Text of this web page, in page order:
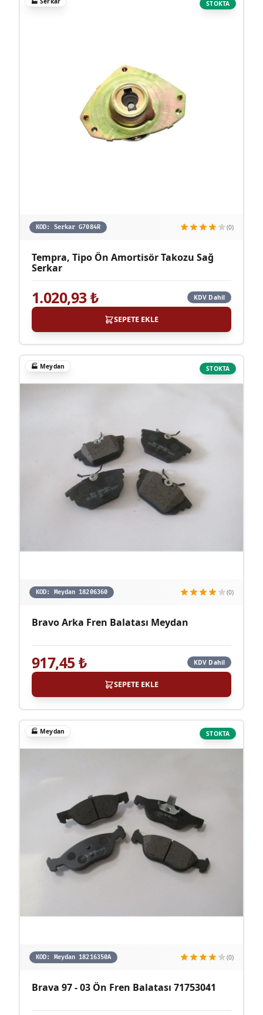
STOKTA
KOD: Serkar G7084R (0)
Tempra, Tipo Ön Amortisör Takozu Sağ
Serkar
1.020,93₺ KDV Dahil
SEPETE EKLE
STOKTA
🏭 Meydan
KOD: Meydan 18206360 (0)
Bravo Arka Fren Balatası Meydan
917,45₺ KDV Dahil
SEPETE EKLE
STOKTA
🏭 Meydan
KOD: Meydan 18216350A (0)
Brava 97 - 03 Ön Fren Balatası 71753041